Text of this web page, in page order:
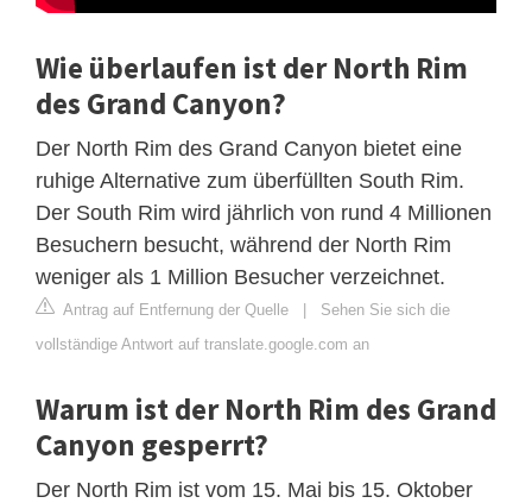
Wie überlaufen ist der North Rim
des Grand Canyon?
Der North Rim des Grand Canyon bietet eine
ruhige Alternative zum überfüllten South Rim.
Der South Rim wird jährlich von rund 4 Millionen
Besuchern besucht, während der North Rim
weniger als 1 Million Besucher verzeichnet.
Antrag auf Entfernung der Quelle | Sehen Sie sich die
vollständige Antwort auf translate.google.com an
Warum ist der North Rim des Grand
Canyon gesperrt?
Der North Rim ist vom 15. Mai bis 15. Oktober